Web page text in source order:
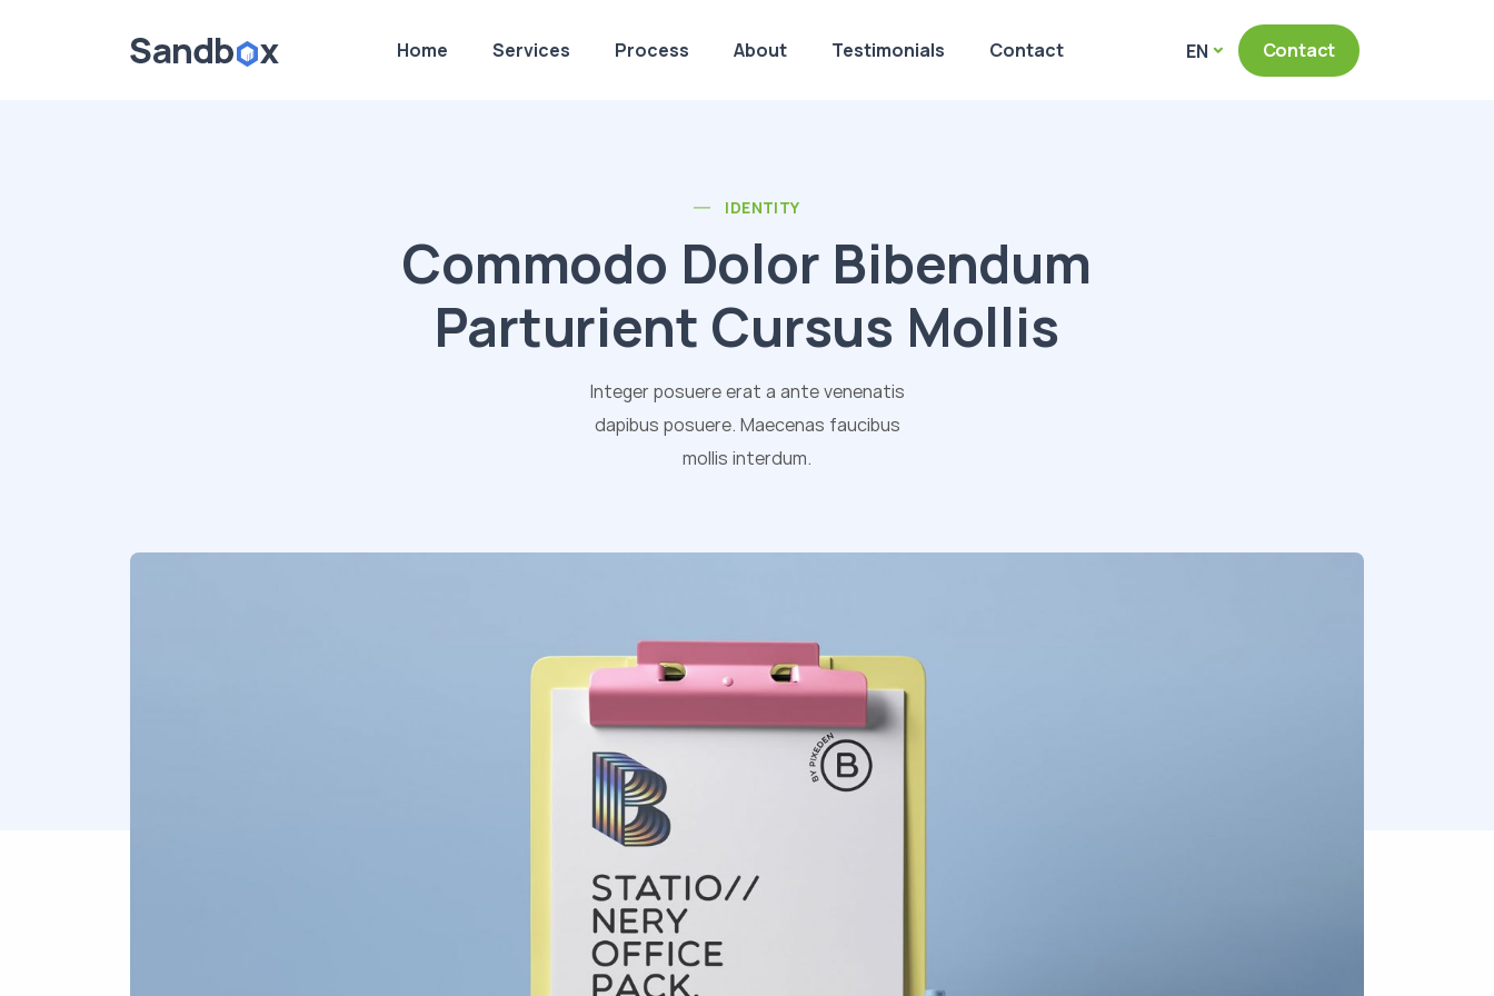
Home Services Process About Testimonials Contact EN Contact
IDENTITY
Commodo Dolor Bibendum
Parturient Cursus Mollis
Integer posuere erat a ante venenatis
dapibus posuere. Maecenas faucibus
mollis interdum.